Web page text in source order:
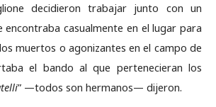
decidieron trabajar junto con un
encontraba casualmente en el lugar para
muertos o agonizantes en el campo de
el bando al que pertenecieran los
” —todos son hermanos— dijeron.